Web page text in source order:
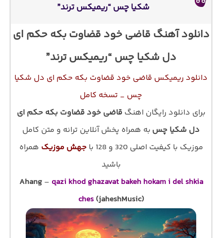
شکیا چس “ریمیکس ترند”
دانلود آهنگ قاضی خود قضاوت بکه حکم ای
دل شکیا چس “ریمیکس ترند”
دانلود ریمیکس قاضی خود قضاوت بکه حکم ای دل شکیا
چس _ تسخه کامل
برای دانلود رایگان اهنگقاضی خود قضاوت بکه حکم ای
دل شکیا چس به همراه پخش آنلاین ترانه و متن کامل
موزیک با کیفیت اصلی 320 و 128 با
جهش موزیک همراه
باشید
Ahang – qazi khod ghazavat bakeh hokam i del shkia
ches(jaheshMusic)